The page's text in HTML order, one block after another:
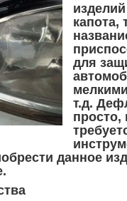
капота,
для
т.д.
просто,
данное